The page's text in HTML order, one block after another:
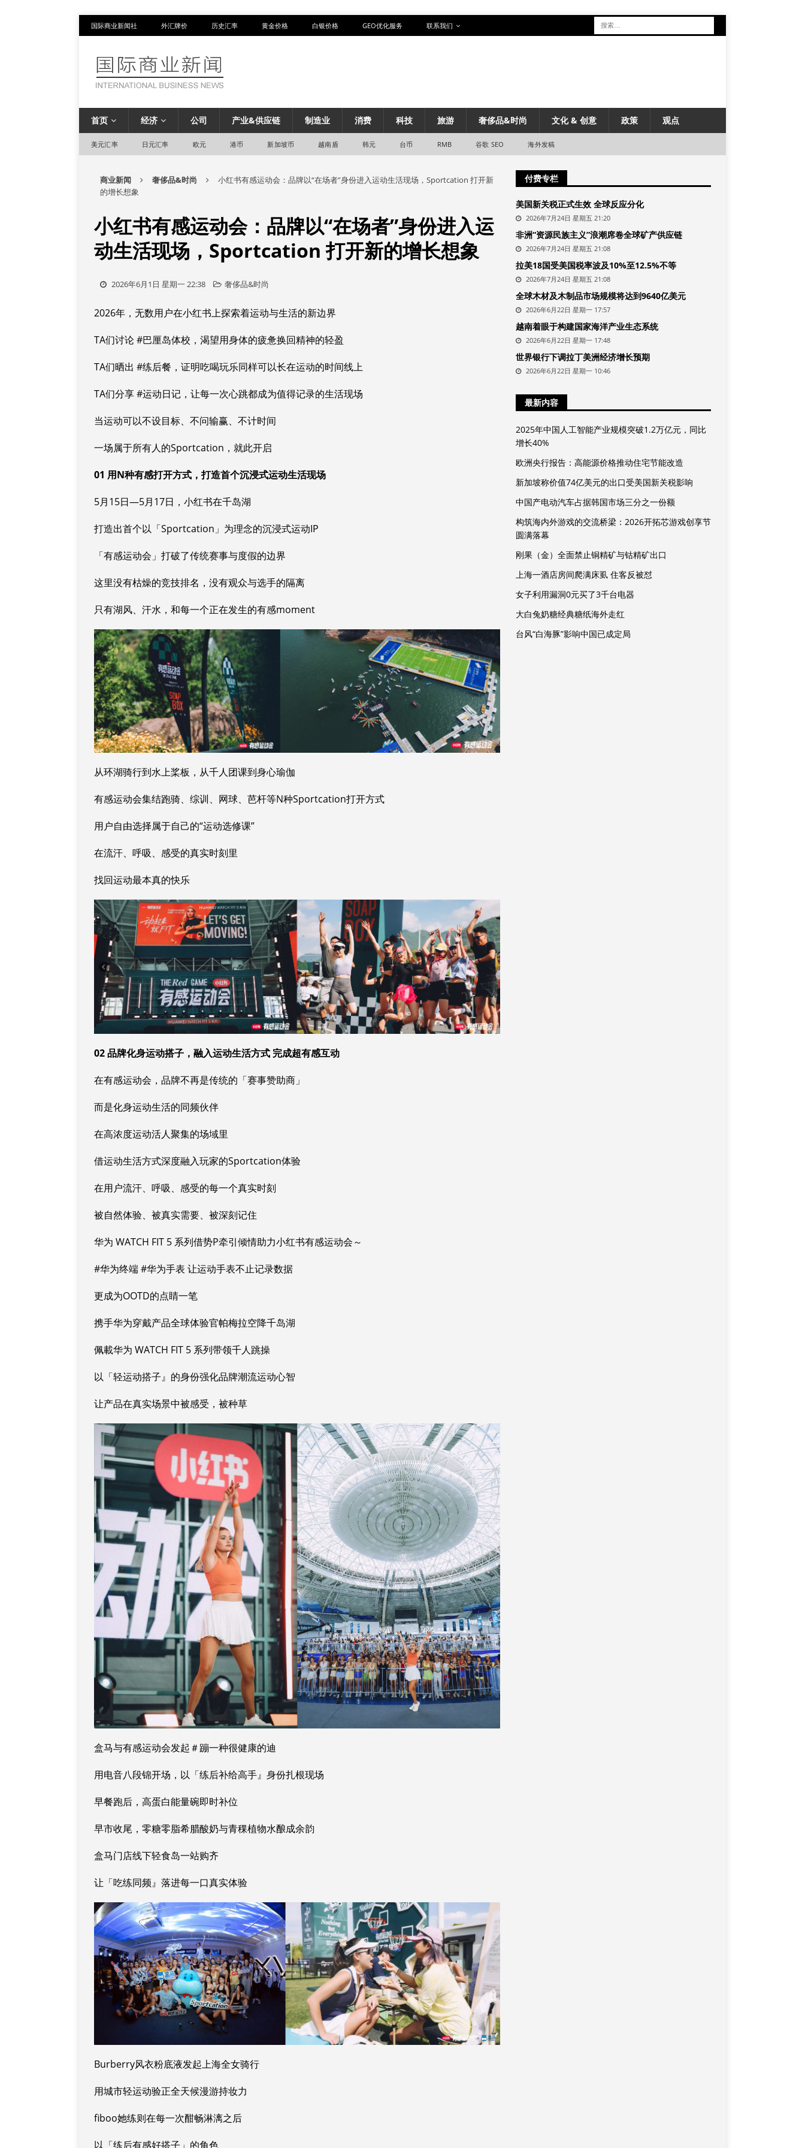
国际商业新闻社 外汇牌价 历史汇率 黄金价格 白银价格 GEO优化服务 联系我们
首页 经济 公司 产业&供应链 制造业 消费 科技 旅游 奢侈品&时尚 文化 & 创意 政策 观点
美元汇率 日元汇率 欧元 港币 新加坡币 越南盾 韩元 台币 RMB 谷歌 SEO 海外发稿
商业新闻 奢侈品&时尚
小红书有感运动会：品牌以“在场者”身份进入运动生活现场，Sportcation 打开新
的增长想象
小红书有感运动会：品牌以“在场者”身份进入运
动生活现场，Sportcation 打开新的增长想象
2026年6月1日 星期一 22:38 奢侈品&时尚
2026年，无数用户在小红书上探索着运动与生活的新边界
TA们讨论 #巴厘岛体校，渴望用身体的疲惫换回精神的轻盈
TA们晒出 #练后餐，证明吃喝玩乐同样可以长在运动的时间线上
TA们分享 #运动日记，让每一次心跳都成为值得记录的生活现场
当运动可以不设目标、不问输赢、不计时间
一场属于所有人的Sportcation，就此开启
01 用N种有感打开方式，打造首个沉浸式运动生活现场
5月15日—5月17日，小红书在千岛湖
打造出首个以「Sportcation」为理念的沉浸式运动IP
「有感运动会」打破了传统赛事与度假的边界
这里没有枯燥的竞技排名，没有观众与选手的隔离
只有湖风、汗水，和每一个正在发生的有感moment
从环湖骑行到水上桨板，从千人团课到身心瑜伽
有感运动会集结跑骑、综训、网球、芭杆等N种Sportcation打开方式
用户自由选择属于自己的“运动选修课”
在流汗、呼吸、感受的真实时刻里
找回运动最本真的快乐
02 品牌化身运动搭子，融入运动生活方式 完成超有感互动
在有感运动会，品牌不再是传统的「赛事赞助商」
而是化身运动生活的同频伙伴
在高浓度运动活人聚集的场域里
借运动生活方式深度融入玩家的Sportcation体验
在用户流汗、呼吸、感受的每一个真实时刻
被自然体验、被真实需要、被深刻记住
华为 WATCH FIT 5 系列借势P牵引倾情助力小红书有感运动会～
#华为终端 #华为手表 让运动手表不止记录数据
更成为OOTD的点睛一笔
携手华为穿戴产品全球体验官帕梅拉空降千岛湖
佩載华为 WATCH FIT 5 系列带领千人跳操
以「轻运动搭子』的身份强化品牌潮流运动心智
让产品在真实场景中被感受，被种草
盒马与有感运动会发起＃蹦一种很健康的迪
用电音八段锦开场，以「练后补给高手』身份扎根现场
早餐跑后，高蛋白能量碗即时补位
早市收尾，零糖零脂希腊酸奶与青稞植物水酿成余韵
盒马门店线下轻食岛一站购齐
让「吃练同频』落进每一口真实体验
Burberry风衣粉底液发起上海全女骑行
用城市轻运动验正全天候漫游持妆力
fiboo她练则在每一次酣畅淋漓之后
以「练后有感好搭子」的角色
付费专栏
美国新关税正式生效 全球反应分化
2026年7月24日 星期五 21:20
非洲“资源民族主义”浪潮席卷全球矿产供应链
2026年7月24日 星期五 21:08
拉美18国受美国税率波及10%至12.5%不等
2026年7月24日 星期五 21:08
全球木材及木制品市场规模将达到9640亿美元
2026年6月22日 星期一 17:57
越南着眼于构建国家海洋产业生态系统
2026年6月22日 星期一 17:48
世界银行下调拉丁美洲经济增长预期
2026年6月22日 星期一 10:46
最新内容
2025年中国人工智能产业规模突破1.2万亿元，同比
增长40%
欧洲央行报告：高能源价格推动住宅节能改造
新加坡称价值74亿美元的出口受美国新关税影响
中国产电动汽车占据韩国市场三分之一份额
构筑海内外游戏的交流桥梁：2026开拓芯游戏创享节
圆满落幕
刚果（金）全面禁止铜精矿与钴精矿出口
上海一酒店房间爬满床虱 住客反被怼
女子利用漏洞0元买了3千台电器
大白兔奶糖经典糖纸海外走红
台风“白海豚”影响中国已成定局